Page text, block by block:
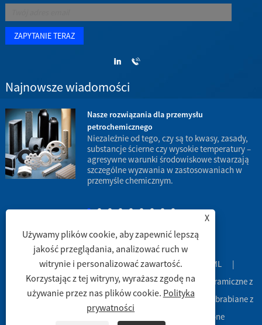
Najnowsze wiadomości
Nasze rozwiązania dla przemysłu
petrochemicznego
Niezależnie od tego, czy są to kwasy, zasady,
substancje ścierne czy wysokie temperatury –
agresywne warunki środowiskowe stwarzają
szczególne wyzwania w zastosowaniach w
przemyśle chemicznym.
Spinki do mankietów| Sitemap| RSS XML
|
Copyright © 2003 Engineering Ceramic Co., Ltd. - Rury ceramiczne z
tlenku glinu, naczynia ceramiczne z tlenku glinu, części obrabiane z
ceramiki z tlenku glinu -Wszelkie prawa zastrzeżone
X
Używamy plików cookie, aby zapewnić lepszą
jakość przeglądania, analizować ruch w
witrynie i personalizować zawartość.
Korzystając z tej witryny, wyrażasz zgodę na
używanie przez nas plików cookie. Polityka
prywatności